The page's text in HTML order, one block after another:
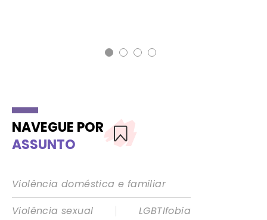
NAVEGUE POR
ASSUNTO
Violência doméstica e familiar
Violência sexual
|
LGBTIfobia